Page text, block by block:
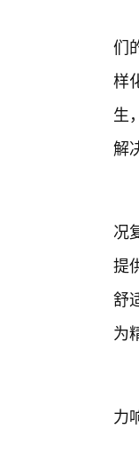
们
样
生
解
况
提
舒
为
力